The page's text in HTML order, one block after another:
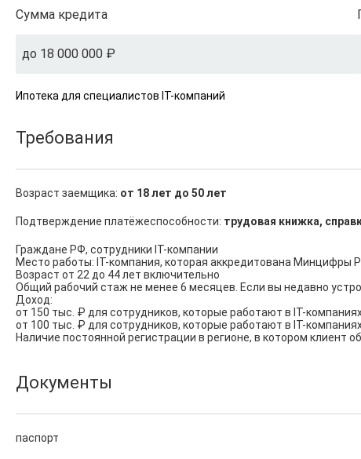
Сумма кредита
до 18 000 000 ₽
Ипотека для специалистов IT-компаний
Требования
Возраст заемщика: от 18 лет до 50 лет
Подтверждение платёжеспособности: трудовая книжка,
Граждане РФ, сотрудники IT-компании
Место работы: IT-компания, которая аккредитована Минцифры
Возраст от 22 до 44 лет включительно
Общий рабочий стаж не менее 6 месяцев. Если вы недавно
Доход:
от 150 тыс. ₽ для сотрудников, которые работают в IT-
от 100 тыс. ₽ для сотрудников, которые работают в IT-
Наличие постоянной регистрации в регионе, в котором клиент
Документы
паспорт